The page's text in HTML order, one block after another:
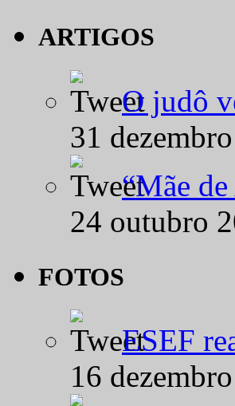
ARTIGOS
O judô
31
“Mãe
24 outubro
FOTOS
ESEF
16